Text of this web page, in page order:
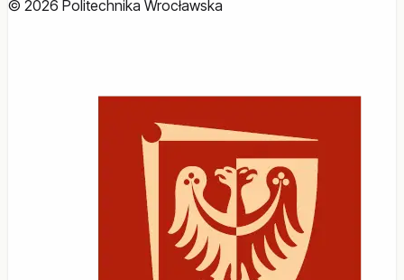
© 2026 Politechnika Wrocławska